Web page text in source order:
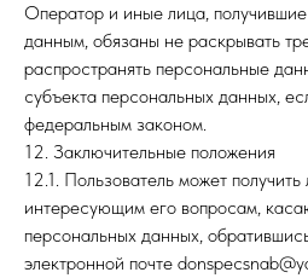
Оператор и иные лица,
данным, обязаны не раскрывать
распространять персональные
субъекта персональных данных,
федеральным законом.
12. Заключительные положения
12.1. Пользователь может
интересующим его вопросам,
персональных данных,
электронной почте